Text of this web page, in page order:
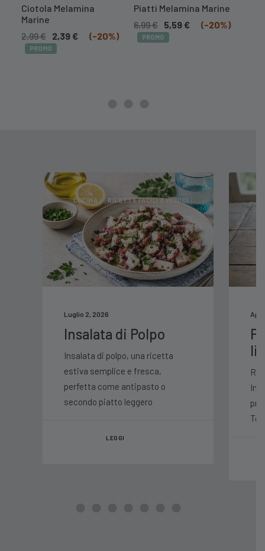
Ciotola Melamina
Marine
2,99€ 2,39 € (-20%)
PROMO
Piatti Melamina Marine
6,99€ 5,59 € (-20%)
PROMO
CUCINA RICETTE FACILI E VELOCI
Luglio 2, 2026
Insalata di Polpo
Insalata di polpo, una ricetta
estiva semplice e fresca,
perfetta come antipasto o
secondo piatto leggero
LEGGI